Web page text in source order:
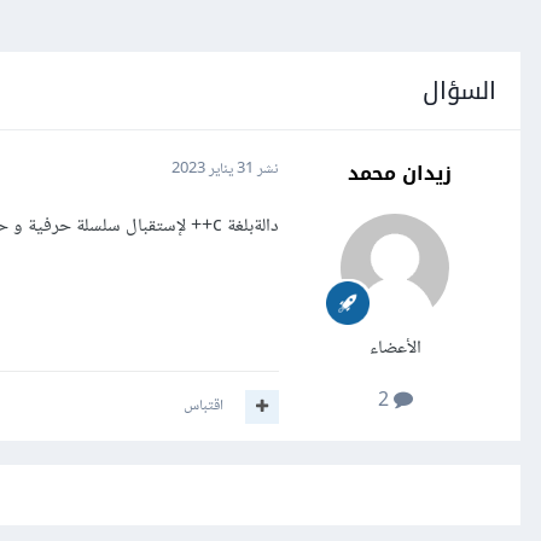
السؤال
زيدان محمد
الأعضاء
2
نشر 31 يناير 2023
دالةبلغة c++ لإستقبال سلسلة حرفية و حساب عدد الفراغات فيها؟
اقتباس